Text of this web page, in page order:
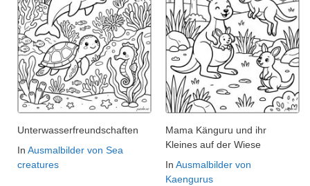
Unterwasserfreundschaften
In Ausmalbilder von Sea
creatures
Mama Känguru und ihr
Kleines auf der Wiese
In Ausmalbilder von
Kaengurus